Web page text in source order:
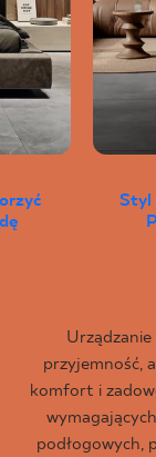
Styl
przyjemność,
komfort i
podłogowych,